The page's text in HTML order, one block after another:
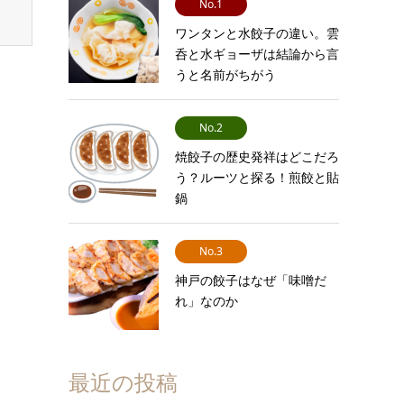
No.1
ワンタンと水餃子の違い。雲
呑と水ギョーザは結論から言
うと名前がちがう
No.2
焼餃子の歴史発祥はどこだろ
う？ルーツと探る！煎餃と貼
鍋
No.3
神戸の餃子はなぜ「味噌だ
れ」なのか
最近の投稿